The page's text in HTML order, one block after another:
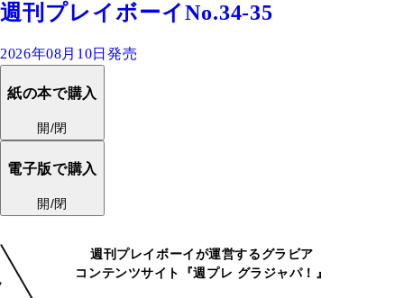
週刊プレイボーイNo.34-35
2026年08月10日発売
紙の本で購入
開/閉
電子版で購入
開/閉
週刊プレイボーイが運営するグラビア
コンテンツサイト『週プレ グラジャパ！』